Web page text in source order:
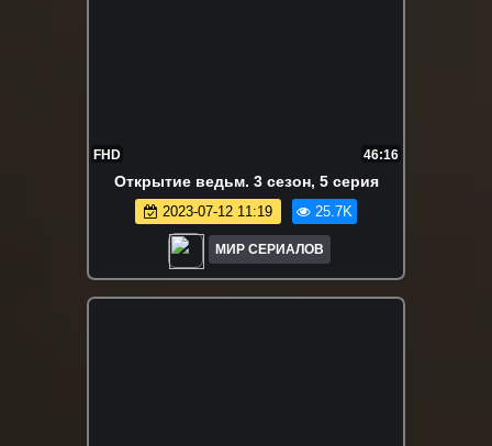
FHD 46:16
Oткpытиe вeдьм. 3 сезон, 5 серия
2023-07-12 11:19 25.7K
МИР СЕРИАЛОВ